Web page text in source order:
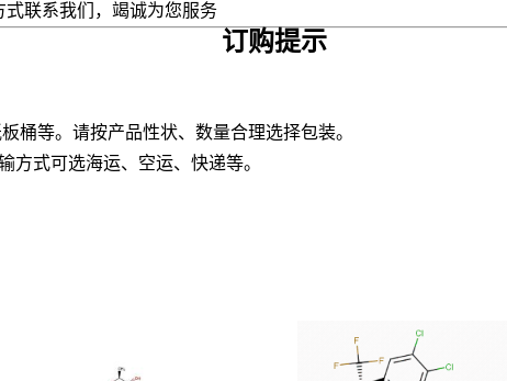
联系我们，竭诚为您服务
订购提示
桶等。请按产品性状、数量合理选择包装。
方式可选海运、空运、快递等。